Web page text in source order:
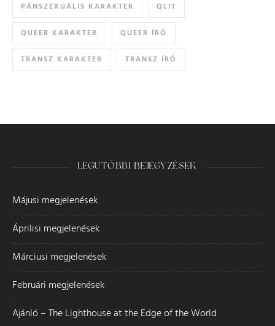
PÁNSZEXUÁLIS KARAKTER QLIT
QUEER KARAKTER QUEER ÍRÓ
TRANSZ KARAKTER TRANSZ ÍRÓ
LEGUTÓBBI BEJEGYZÉSEK
Májusi megjelenések
Áprilisi megjelenések
Márciusi megjelenések
Februári megjelenések
Ajánló – The Lighthouse at the Edge of the World